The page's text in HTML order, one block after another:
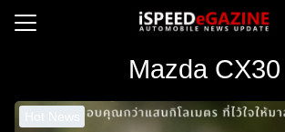
Mazda CX30
Hot News